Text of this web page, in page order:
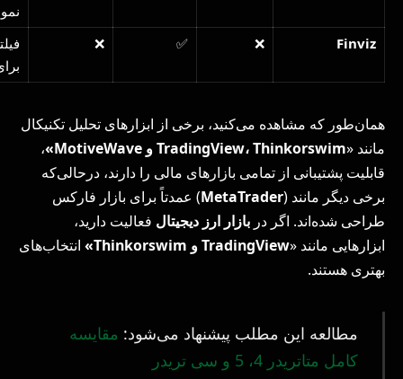
Finviz
❌
✅
❌
همان‌طور که مشاهده می‌کنید، برخی از ابزارهای تحلیل تکنیکال
مانند «
TradingView،Thinkorswim و MotiveWave
»،
قابلیت پشتیبانی از تمامی بازارهای مالی را دارند، درحالی‌که
برخی دیگر مانند (MetaTrader) عمدتاً برای بازار فارکس
طراحی شده‌اند. اگر در بازار ارز دیجیتال فعالیت دارید،
ابزارهایی مانند «TradingViewو Thinkorswim
» انتخاب‌های
بهتری هستند.
مطالعه این مطلب پیشنهاد می‌شود: مقایسه
کامل متاتریدر 4، 5 و سی تریدر